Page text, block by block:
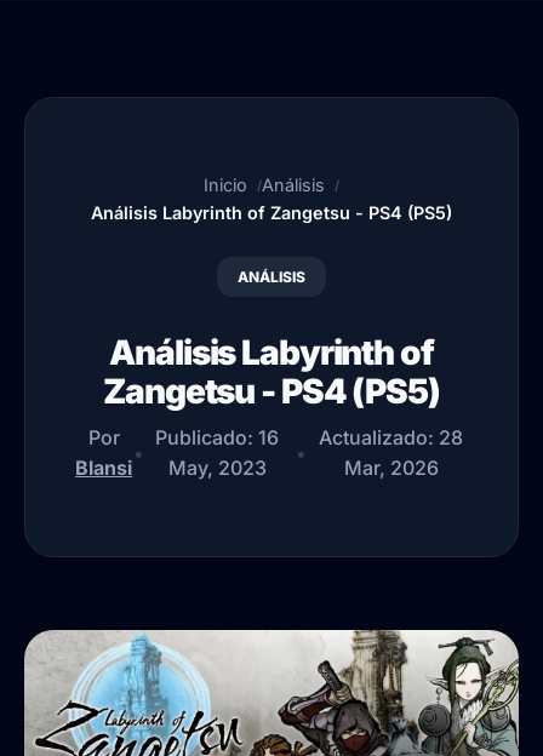
Inicio
Análisis
Análisis Labyrinth of Zangetsu - PS4 (PS5)
ANÁLISIS
Análisis Labyrinth of
Zangetsu - PS4 (PS5)
Por
Blansi
•
Publicado:16
May, 2023
•
Actualizado: 28
Mar, 2026